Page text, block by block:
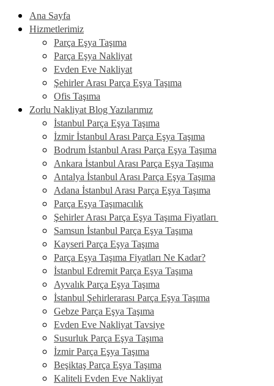
Ana Sayfa
Hizmetlerimiz
Parça Eşya Taşıma
Parça Eşya Nakliyat
Evden Eve Nakliyat
Şehirler Arası Parça Eşya Taşıma
Ofis Taşıma
Zorlu Nakliyat Blog Yazılarımız
İstanbul Parça Eşya Taşıma
İzmir İstanbul Arası Parça Eşya Taşıma
Bodrum İstanbul Arası Parça Eşya Taşıma
Ankara İstanbul Arası Parça Eşya Taşıma
Antalya İstanbul Arası Parça Eşya Taşıma
Adana İstanbul Arası Parça Eşya Taşıma
Parça Eşya Taşımacılık
Şehirler Arası Parça Eşya Taşıma Fiyatları
Samsun İstanbul Parça Eşya Taşıma
Kayseri Parça Eşya Taşıma
Parça Eşya Taşıma Fiyatları Ne Kadar?
İstanbul Edremit Parça Eşya Taşıma
Ayvalık Parça Eşya Taşıma
İstanbul Şehirlerarası Parça Eşya Taşıma
Gebze Parça Eşya Taşıma
Evden Eve Nakliyat Tavsiye
Susurluk Parça Eşya Taşıma
İzmir Parça Eşya Taşıma
Beşiktaş Parça Eşya Taşıma
Kaliteli Evden Eve Nakliyat